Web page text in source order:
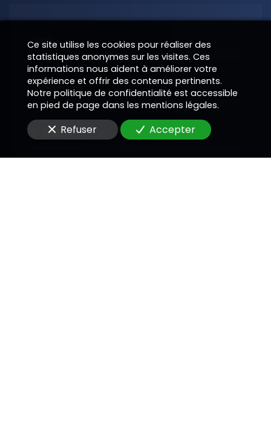
Nom
Téléphone
E-Mail
Ce site utilise les cookies pour réaliser des
statistiques anonymes sur les visites. Ces
informations nous aident à améliorer votre
expérience et offrir des contenus pertinents.
Notre politique de confidentialité est accessible
en pied de page dans les mentions légales.
Refuser Accepter